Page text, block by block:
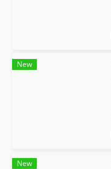
New
New